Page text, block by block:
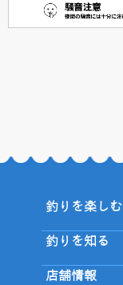
釣りを楽しむ
釣りを知る
店舗情報